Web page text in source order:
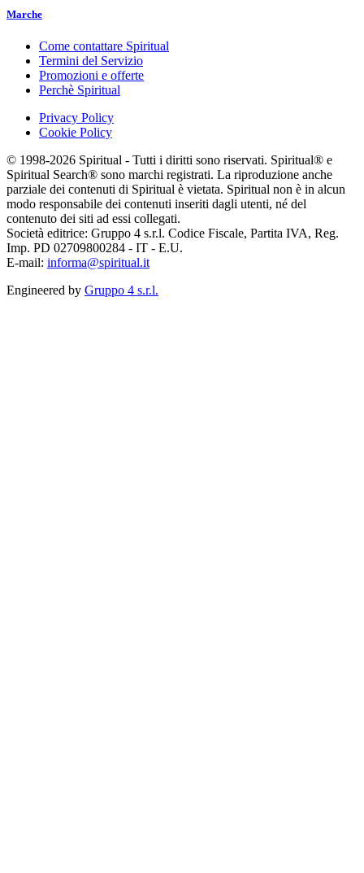
Marche
Come contattare Spiritual
Termini del Servizio
Promozioni e offerte
Perchè Spiritual
Privacy Policy
Cookie Policy
© 1998-2026 Spiritual - Tutti i diritti sono riservati. Spiritual® e
Spiritual Search® sono marchi registrati. La riproduzione anche
parziale dei contenuti di Spiritual è vietata. Spiritual non è in alcun
modo responsabile dei contenuti inseriti dagli utenti, né del
contenuto dei siti ad essi collegati.
Società editrice: Gruppo 4 s.r.l. Codice Fiscale, Partita IVA, Reg.
Imp. PD 02709800284 - IT - E.U.
E-mail: informa@spiritual.it
Engineered by Gruppo 4 s.r.l.